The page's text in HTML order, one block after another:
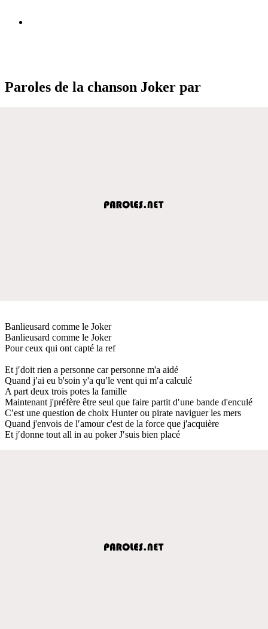
Paroles de la chanson Joker par
Banlieusard comme le Joker
Banlieusard comme le Joker
Pour ceux qui ont capté la ref
Et j′doit rien a personne car personne m'a aidé
Quand j′ai eu b'soin y'a qu′le vent qui m′a calculé
A part deux trois potes la famille
Maintenant j'préfère être seul que faire partit d′une bande d'enculé
C′est une question de choix Hunter ou pirate naviguer les mers
Quand j'envois de l′amour c'est de la force que j'acquière
Et j′donne tout all in au poker J′suis bien placé